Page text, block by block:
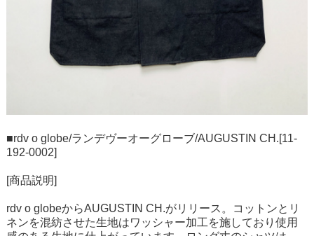
■rdv o globe/ランデヴーオーグローブ/AUGUSTIN CH.[11-
192-0002]
[商品説明]
rdv o globeからAUGUSTIN CH.がリリース。コットンとリ
ネンを混紡させた生地はワッシャー加工を施しており使用